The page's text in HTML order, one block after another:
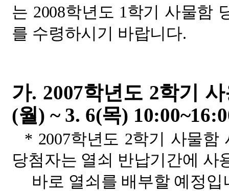
는 2008학년도 1학기 사물함
를 수령하시기 바랍니다.
가. 2007학년도 2학기
(월) ~ 3. 6(목)
* 2007학년도 2학기 사물함
당첨자는 열쇠 반납기간에 사
바로 열쇠를 배부할 예정입